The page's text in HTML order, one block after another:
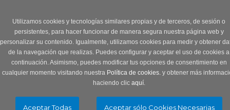
Utilizamos cookies y tecnologías similares propias y de terceros, de sesión o
persistentes, para hacer funcionar de manera segura nuestra página web y
personalizar su contenido. Igualmente, utilizamos cookies para medir y obtener
de la navegación que realizas. Puedes configurar y aceptar el uso de cookies a
continuación. Asimismo, puedes modificar tus opciones de consentimiento en
cualquier momento visitando nuestra Política de cookies.y obtener más
haciendo clic aquí.